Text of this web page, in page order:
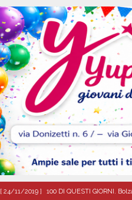
[ 24/11/2019 ] 100 DI QUESTI GIORNI.